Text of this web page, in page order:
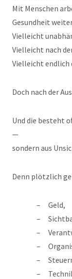
Mit Menschen
Gesundheit
Vielleicht
Vielleicht nach
Vielleicht endlich
Doch nach der
Und die besteht
—
sondern aus
Denn plötzlich
Geld,